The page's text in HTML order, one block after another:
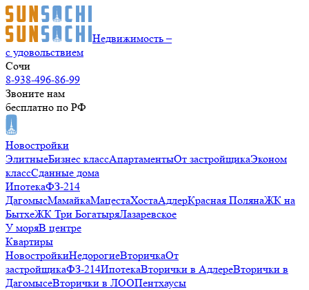
Недвижимость –
с удовольствием
Сочи
8-938-496-86-99
Звоните нам
бесплатно по РФ
Новостройки
ЭлитныеБизнес классАпартаментыОт застройщикаЭконом
классСданные дома
ИпотекаФЗ-214
ДагомысМамайкаМацестаХостаАдлерКрасная ПолянаЖК на
БытхеЖК Три БогатыряЛазаревское
У моряВ центре
Квартиры
НовостройкиНедорогиеВторичкаОт
застройщикаФЗ-214ИпотекаВторички в АдлереВторички в
ДагомысеВторички в ЛООПентхаусы